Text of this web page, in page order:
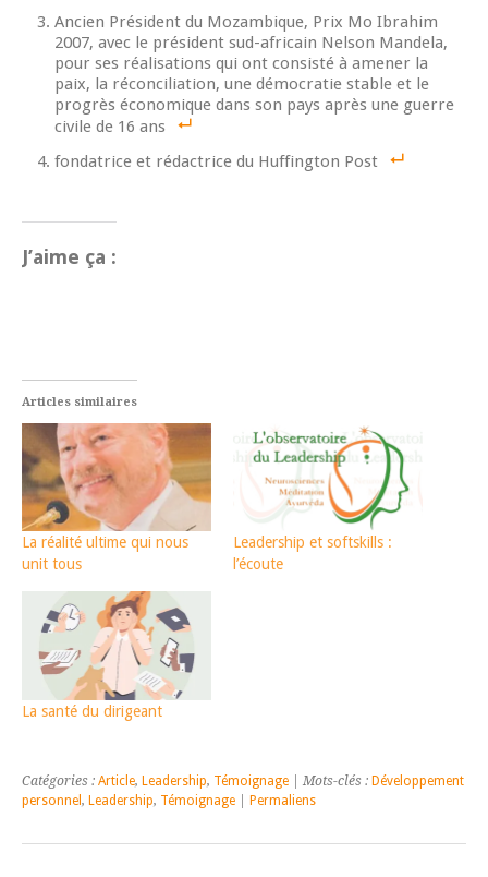
Ancien Président du Mozambique, Prix Mo Ibrahim
2007, avec le président sud-africain Nelson Mandela,
pour ses réalisations qui ont consisté à amener la
paix, la réconciliation, une démocratie stable et le
progrès économique dans son pays après une guerre
civile de 16 ans
fondatrice et rédactrice du Huffington Post
J’aime ça :
Articles similaires
La réalité ultime qui nous
unit tous
Leadership et softskills :
l’écoute
La santé du dirigeant
Catégories : Article, Leadership, Témoignage | Mots-clés : Développement
personnel , Leadership, Témoignage Permaliens